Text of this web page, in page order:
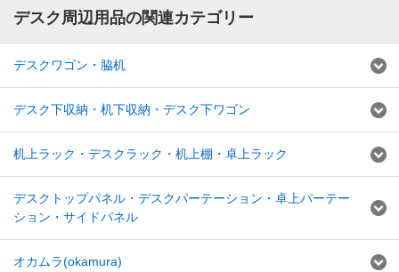
デスク周辺用品の関連カテゴリー
デスクワゴン・脇机
デスク下収納・机下収納・デスク下ワゴン
机上ラック・デスクラック・机上棚・卓上ラック
デスクトップパネル・デスクパーテーション・卓上パーテー
ション・サイドパネル
オカムラ(okamura)